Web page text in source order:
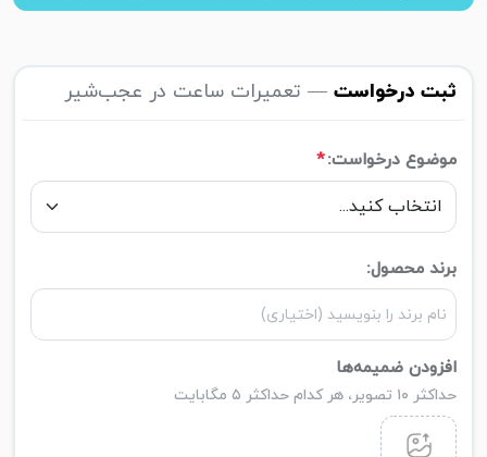
ثبت درخواست — تعمیرات ساعت در عجب‌شیر
موضوع درخواست:*
برند محصول:
افزودن ضمیمه‌ها
حداکثر ۱۰ تصویر، هر کدام حداکثر ۵ مگابایت